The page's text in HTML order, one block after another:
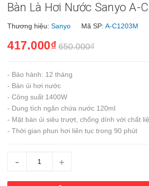
Bàn Là Hơi Nước Sanyo A-
Thương hiệu: Sanyo Mã SP: A-C1203M
417.000₫ 650.000₫
- Bảo hành: 12 tháng
- Bàn ủi hơi nước
- Công suất 1400W
- Dung tích ngăn chứa nước 120ml
- Mặt bàn ủi siêu trượt, chống dính với chất
- Thời gian phun hơi liên tục trong 90 phút
- +